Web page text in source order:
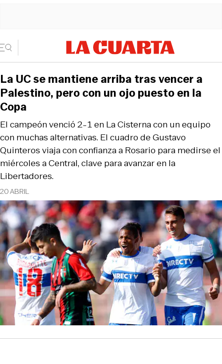
20 ABRIL
El campeón venció 2-1 en La Cisterna con un equipo
con muchas alternativas. El cuadro de Gustavo
Quinteros viaja con confianza a Rosario para medirse el
miércoles a Central, clave para avanzar en la
Libertadores.
La UC se mantiene arriba tras vencer a
Palestino, pero con un ojo puesto en la
Copa